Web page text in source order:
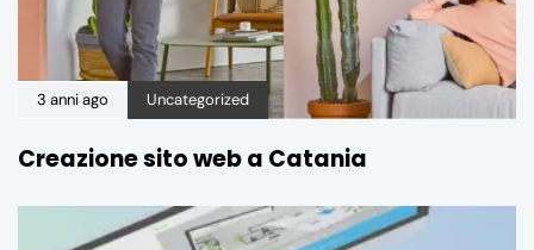
3 anni ago Uncategorized
Creazione sito web a Catania